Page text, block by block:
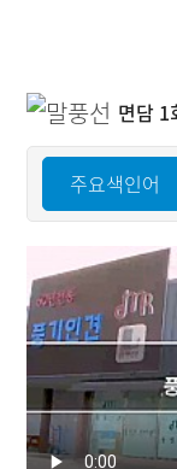
면담
주요색인어